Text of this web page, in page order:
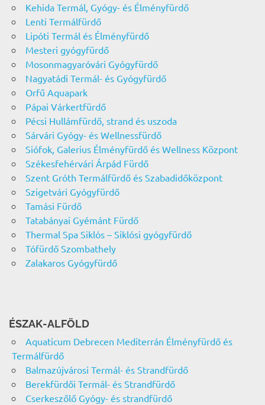
Kehida Termál, Gyógy- és Élményfürdő
Lenti Termálfürdő
Lipóti Termál és Élményfürdő
Mesteri gyógyfürdő
Mosonmagyaróvári Gyógyfürdő
Nagyatádi Termál- és Gyógyfürdő
Orfű Aquapark
Pápai Várkertfürdő
Pécsi Hullámfürdő, strand és uszoda
Sárvári Gyógy- és Wellnessfürdő
Siófok, Galerius Élményfürdő és Wellness Központ
Székesfehérvári Árpád Fürdő
Szent Gróth Termálfürdő és Szabadidőközpont
Szigetvári Gyógyfürdő
Tamási Fürdő
Tatabányai Gyémánt Fürdő
Thermal Spa Siklós – Siklósi gyógyfürdő
Tófürdő Szombathely
Zalakaros Gyógyfürdő
ÉSZAK-ALFÖLD
Aquaticum Debrecen Mediterrán Élményfürdő és
Termálfürdő
Balmazújvárosi Termál- és Strandfürdő
Berekfürdői Termál- és Strandfürdő
Cserkeszőlő Gyógy- és strandfürdő